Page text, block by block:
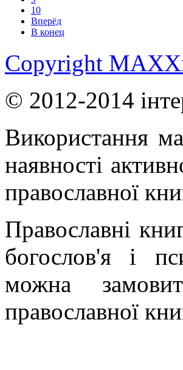
10
Вперёд
В конец
Copyright
© 2012-2014
Використання
наявності
православної
Православні
богослов'я і
можна
православної